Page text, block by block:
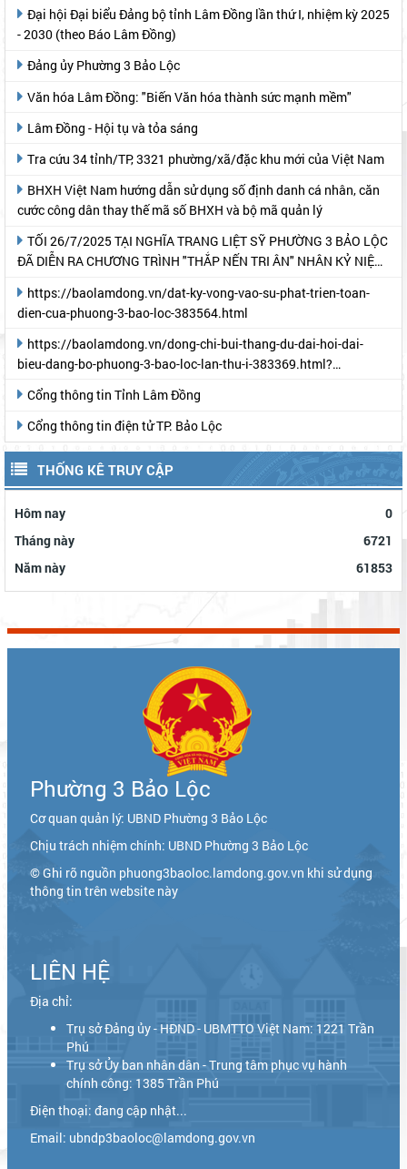
- 2030 (theo Báo Lâm Đồng)
Đảng ủy Phường 3 Bảo Lộc
Văn hóa Lâm Đồng: "Biến Văn hóa thành sức mạnh mềm"
Lâm Đồng - Hội tụ và tỏa sáng
Tra cứu 34 tỉnh/TP, 3321 phường/xã/đặc khu mới của Việt Nam
cước công dân thay thế mã số BHXH và bộ mã quản lý
ĐÃ DIỄN RA CHƯƠNG TRÌNH "THẮP NẾN TRI ÂN" NHÂN KỶ NIỆM
dien-cua-phuong-3-bao-loc-383564.html
bieu-dang-bo-phuong-3-bao-loc-lan-thu-i-383369.html?
Cổng thông tin Tỉnh Lâm Đồng
Cổng thông tin điện tử TP. Bảo Lộc
THỐNG KÊ TRUY CẬP
Hôm nay
0
Tháng này
6721
Năm này
61853
Phường 3 Bảo Lộc
Cơ quan quản lý: UBND Phường 3 Bảo Lộc
Chịu trách nhiệm chính: UBND Phường 3 Bảo Lộc
© Ghi rõ nguồn phuong3baoloc.lamdong.gov.vn khi sử dụng
thông tin trên website này
LIÊN HỆ
Địa chỉ:
Trụ sở Đảng ủy - HĐND - UBMTTO Việt Nam: 1221 Trần
Phú
Trụ sở Ủy ban nhân dân - Trung tâm phục vụ hành
chính công: 1385 Trần Phú
Điện thoại: đang cập nhật...
Email: ubndp3baoloc@lamdong.gov.vn